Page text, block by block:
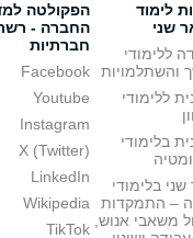
לימוד
שני
ללימודי
והשתלמויות
ללימודי
בלימודי
שני בלימודי
– התמקדות
משאבי אנוש,
הפקולטה
החברה -
חברתיות
Facebook
Youtube
Instagram
X (Twitter)
LinkedIn
Wikipedia
TikTok